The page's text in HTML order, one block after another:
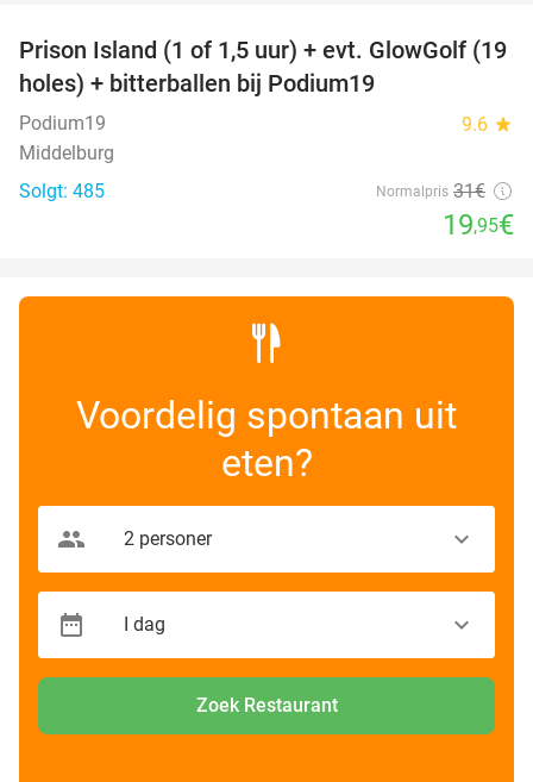
36%
Prison Island (1 of 1,5 uur) + evt. GlowGolf (19
holes) + bitterballen bij Podium19
Podium19 9.6 star
Middelburg
Solgt: 485
Normalpris 31€
19,95€
Voordelig spontaan uit
eten?
Zoek Restaurant